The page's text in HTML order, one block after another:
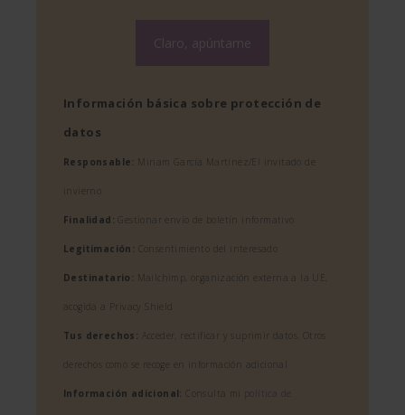
Información básica sobre protección de
datos
Responsable: Miriam García Martínez/El invitado de
invierno
Finalidad: Gestionar envío de boletín informativo
Legitimación: Consentimiento del interesado
Destinatario: Mailchimp, organización externa a la UE,
acogida a Privacy Shield
Tus derechos: Acceder, rectificar y suprimir datos. Otros
derechos como se recoge en información adicional
Información adicional: Consulta mi política de